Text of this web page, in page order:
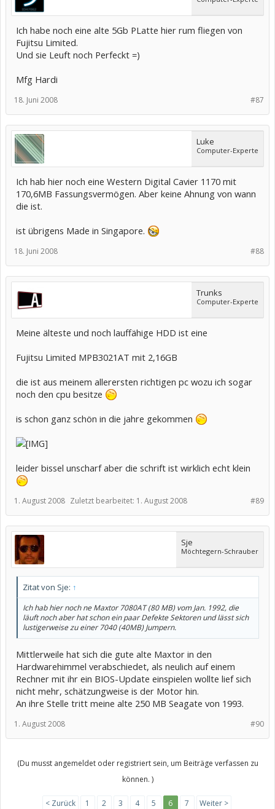
Ich habe noch eine alte 5Gb PLatte hier rum fliegen von
Fujitsu Limited.
Und sie Leuft noch Perfeckt =)
Mfg Hardi
#87
18. Juni 2008
Luke
Computer-Experte
Ich hab hier noch eine Western Digital Cavier 1170 mit
170,6MB Fassungsvermögen. Aber keine Ahnung von wann
die ist.
ist übrigens Made in Singapore.
#88
18. Juni 2008
Trunks
Computer-Experte
Meine älteste und noch lauffähige HDD ist eine
Fujitsu Limited MPB3021AT mit 2,16GB
die ist aus meinem allerersten richtigen pc wozu ich sogar
noch den cpu besitze
is schon ganz schön in die jahre gekommen
leider bissel unscharf aber die schrift ist wirklich echt klein
#89
1. August 2008 Zuletzt bearbeitet: 1. August 2008
Sje
Möchtegern-Schrauber
Zitat von Sje: ↑
Ich hab hier noch ne Maxtor 7080AT (80 MB) vom Jan. 1992, die
läuft noch aber hat schon ein paar Defekte Sektoren und lässt sich
lustigerweise zu einer 7040 (40MB) Jumpern.
Mittlerweile hat sich die gute alte Maxtor in den
Hardwarehimmel verabschiedet, als neulich auf einem
Rechner mit ihr ein BIOS-Update einspielen wollte lief sich
nicht mehr, schätzungweise is der Motor hin.
An ihre Stelle tritt meine alte 250 MB Seagate von 1993.
#90
1. August 2008
(Du musst angemeldet oder registriert sein, um Beiträge verfassen zu
können. )
< Zurück 1 2 3 4 5 6 7 Weiter >